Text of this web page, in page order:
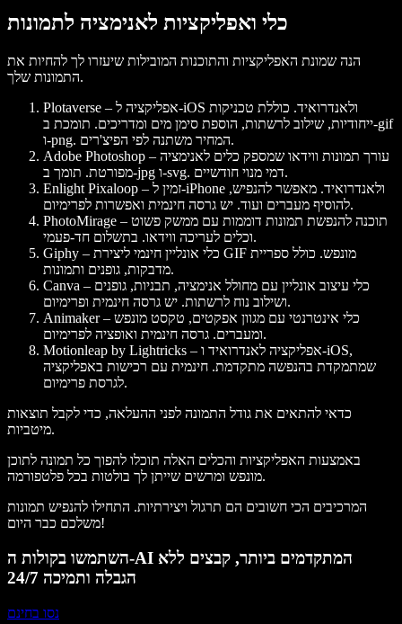
כלי ואפליקציות לאנימציה לתמונות
הנה שמונת האפליקציות והתוכנות המובילות שיעזרו לך להחיות את
התמונות שלך.
Plotaverse – אפליקציה ל-iOS ולאנדרואיד. כוללת טכניקות
ייחודיות, שילוב לרשתות, הוספת סימן מים ומדריכים. תומכת ב-gif
ו-png. המחיר משתנה לפי הפיצ'רים.
Adobe Photoshop – עורך תמונות ווידאו שמספק כלים לאנימציה
מפורטת. תומך ב-jpg ו-svg. דמי מנוי חודשיים.
Enlight Pixaloop – זמין ל-iPhone ולאנדרואיד. מאפשר להנפיש,
להוסיף מעברים ועוד. יש גרסה חינמית ואפשרות לפרימיום.
PhotoMirage – תוכנה להנפשת תמונות דוממות עם ממשק פשוט
וכלים לעריכה ווידאו. בתשלום חד-פעמי.
Giphy – כלי אונליין חינמי ליצירת GIF מונפש. כולל ספריית
מדבקות, גופנים ותמונות.
Canva – כלי עיצוב אונליין עם מחולל אנימציה, תבניות, גופנים
ושילוב נוח לרשתות. יש גרסה חינמית ופרימיום.
Animaker– כלי אינטרנטי עם מגוון אפקטים, טקסט מונפש
ומעברים. גרסה חינמית ואופציה לפרימיום.
Motionleap by Lightricks – אפליקציה לאנדרואיד ו-iOS,
שמתמקדת בהנפשה מתקדמת. חינמית עם רכישות באפליקציה
לגרסת פרימיום.
כדאי להתאים את גודל התמונה לפני ההעלאה, כדי לקבל תוצאות
מיטביות.
באמצעות האפליקציות והכלים האלה תוכלו להפוך כל תמונה לתוכן
מונפש ומרשים שייתן לך בולטות בכל פלטפורמה.
המרכיבים הכי חשובים הם תרגול ויצירתיות. התחילו להנפיש תמונות
משלכם כבר היום!
השתמשו בקולות ה-AI המתקדמים ביותר, קבצים ללא
הגבלה ותמיכה 24/7
נסו בחינם